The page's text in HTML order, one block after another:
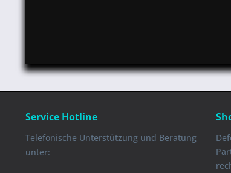
Service Hotline
Telefonische Unterstützung und Beratung
unter: